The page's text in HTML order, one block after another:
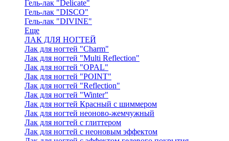
Гель-лак "Delicate"
Гель-лак "DISCO"
Гель-лак "DIVINE"
Еще
ЛАК ДЛЯ НОГТЕЙ
Лак для ногтей "Charm"
Лак для ногтей "Multi Reflection"
Лак для ногтей "OPAL"
Лак для ногтей "POINT"
Лак для ногтей "Reflection"
Лак для ногтей "Winter"
Лак для ногтей Красный с шиммером
Лак для ногтей неоново-жемчужный
Лак для ногтей с глиттером
Лак для ногтей с неоновым эффектом